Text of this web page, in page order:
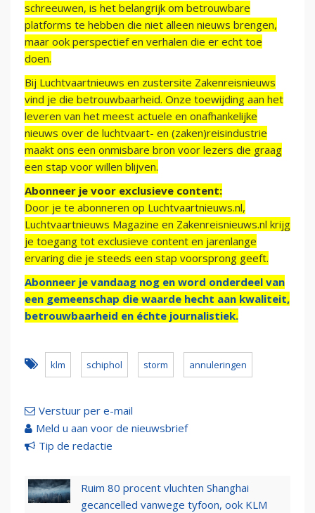
schreeuwen, is het belangrijk om betrouwbare
platforms te hebben die niet alleen nieuws brengen,
maar ook perspectief en verhalen die er echt toe
doen.
Bij Luchtvaartnieuws en zustersite Zakenreisnieuws
vind je die betrouwbaarheid. Onze toewijding aan het
leveren van het meest actuele en onafhankelijke
nieuws over de luchtvaart- en (zaken)reisindustrie
maakt ons een onmisbare bron voor lezers die graag
een stap voor willen blijven.
Abonneer je voor exclusieve content:
Door je te abonneren op Luchtvaartnieuws.nl,
Luchtvaartnieuws Magazine en Zakenreisnieuws.nl krijg
je toegang tot exclusieve content en jarenlange
ervaring die je steeds een stap voorsprong geeft.
Abonneer je vandaag nog en word onderdeel van
een gemeenschap die waarde hecht aan kwaliteit,
betrouwbaarheid en échte journalistiek.
klm schiphol storm annuleringen
Verstuur per e-mail
Meld u aan voor de nieuwsbrief
Tip de redactie
Ruim 80 procent vluchten Shanghai
gecancelled vanwege tyfoon, ook KLM